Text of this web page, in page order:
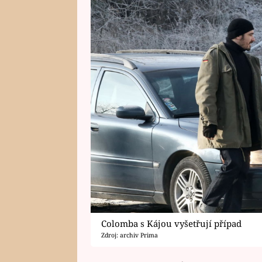
Colomba s Kájou vyšetřují případ
Zdroj: archiv Prima